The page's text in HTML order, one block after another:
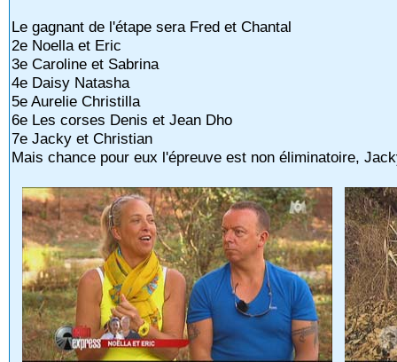
Le gagnant de l'étape sera Fred et Chantal
2e Noella et Eric
3e Caroline et Sabrina
4e Daisy Natasha
5e Aurelie Christilla
6e Les corses Denis et Jean Dho
7e Jacky et Christian
Mais chance pour eux l'épreuve est non éliminatoire,